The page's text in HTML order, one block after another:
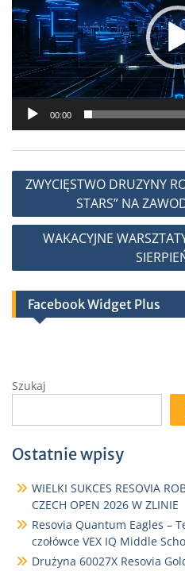
00:00
Nawigacja
ZWYCIĘSTWO DRUZYNY
STARS” NA
WAKACYJNE
Facebook Widget Plus
Szukaj
Ostatnie wpisy
WIELKI SUKCES RESOVIA
CZECH OPEN 2026 W ZLINIE
Resovia Quantum Eagles –
czołówce VEX IQ Middle
Drużyna 60027X Resovia